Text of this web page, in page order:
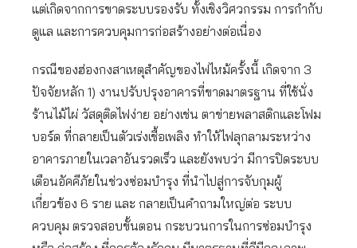
แต่เกิดจากการขาดระบบรองรับ ทั้งเชิงวิศวกรรม การกำกับ
ดูแล และการควบคุมการก่อสร้างอย่างต่อเนื่อง
กรณีของฮ่องกงสาเหตุสำคัญของไฟไหม้ครั้งนี้ เกิดจาก 3
ปัจจัยหลัก 1) งานปรับปรุงอาคารที่ขาดมาตรฐาน ที่ใช้นั่ง
ร้านไม้ไผ่ วัสดุติดไฟง่าย อย่างเช่น ตาข่ายพลาสติกและโฟม
บอร์ด ที่กลายเป็นตัวเร่งเชื้อเพลิง ทำให้ไฟลุกลามระหว่าง
อาคารภายในเวลาอันรวดเร็ว และยังพบว่า มีการปิดระบบ
เตือนอัคคีภัยในช่วงซ่อมบำรุง ที่นำไปสู่การจับกุมผู้
เกี่ยวข้อง 6 ราย และ กลายเป็นคำถามใหญ่ต่อ ระบบ
ควบคุม ตรวจสอบขั้นตอน กระบวนการในการซ่อมบำรุง